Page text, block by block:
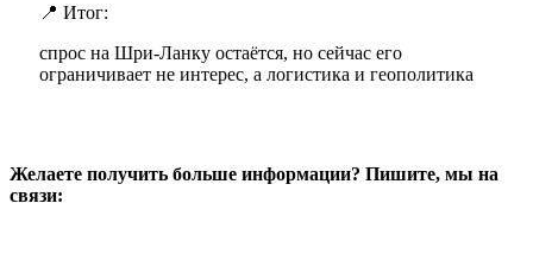
📍 Итог:
спрос на Шри-Ланку остаётся, но сейчас его
ограничивает не интерес, а логистика и геополитика
Желаете получить больше информации? Пишите, мы на
связи: